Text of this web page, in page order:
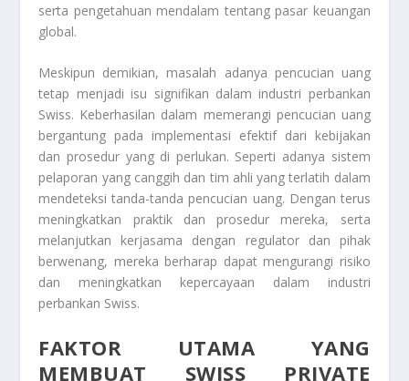
serta pengetahuan mendalam tentang pasar keuangan
global.
Meskipun demikian, masalah adanya pencucian uang
tetap menjadi isu signifikan dalam industri perbankan
Swiss. Keberhasilan dalam memerangi pencucian uang
bergantung pada implementasi efektif dari kebijakan
dan prosedur yang di perlukan. Seperti adanya sistem
pelaporan yang canggih dan tim ahli yang terlatih dalam
mendeteksi tanda-tanda pencucian uang. Dengan terus
meningkatkan praktik dan prosedur mereka, serta
melanjutkan kerjasama dengan regulator dan pihak
berwenang, mereka berharap dapat mengurangi risiko
dan meningkatkan kepercayaan dalam industri
perbankan Swiss.
FAKTOR UTAMA YANG
MEMBUAT SWISS PRIVATE